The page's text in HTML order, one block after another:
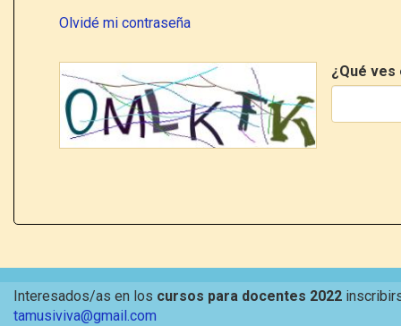
Olvidé mi contraseña
¿Qué
Interesados/as en los cursos para docentes 2022
tamusiviva@gmail.com